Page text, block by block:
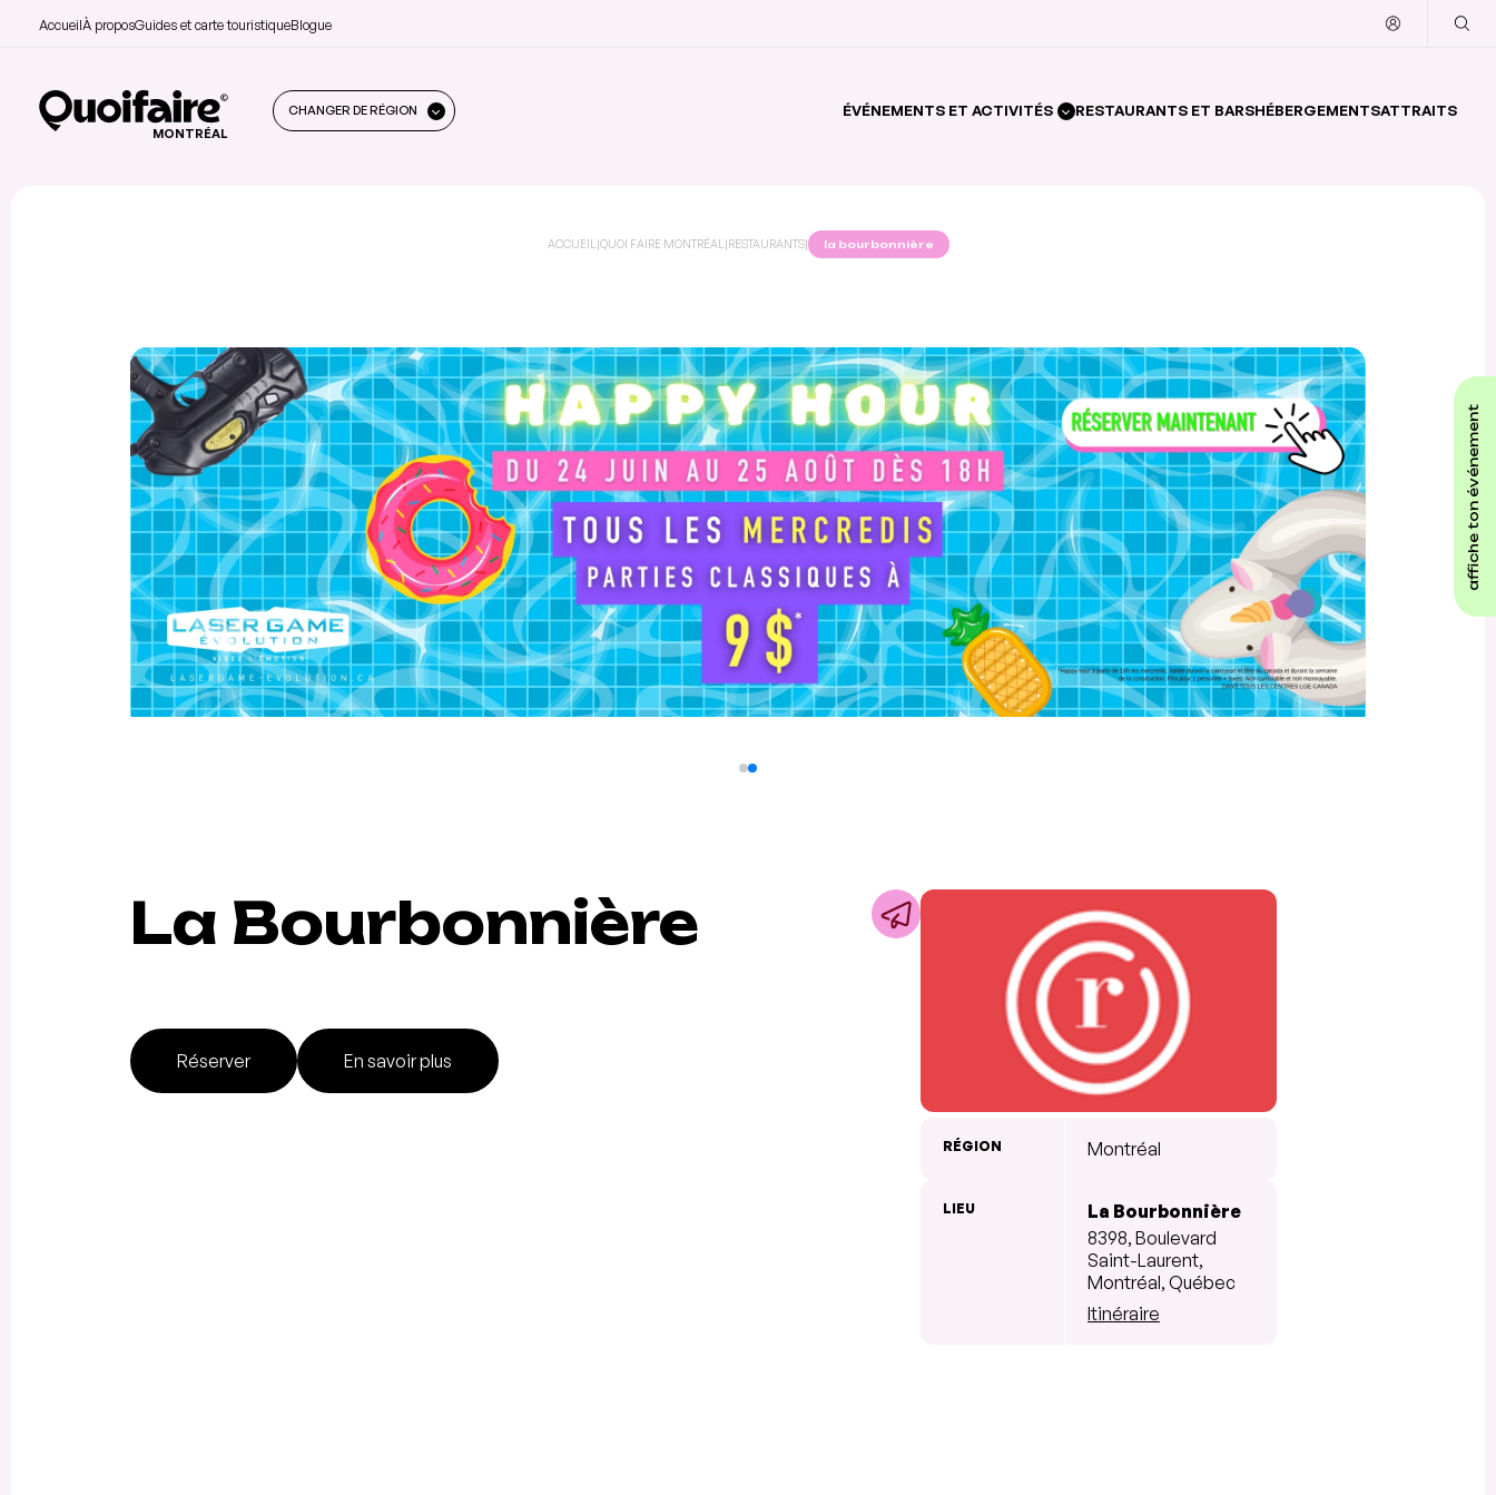
AccueilÀ proposGuides et carte touristiqueBlogue
MONTRÉAL
CHANGER DE RÉGION ÉVÉNEMENTS ET ACTIVITÉS RESTAURANTS ET BARSHÉBERGEMENTSATTRAITS
affiche ton événement
ACCUEIL |QUOI FAIRE MONTRÉAL |RESTAURANTS| la bourbonnière
La Bourbonnière
Réserver En savoir plus
RÉGION Montréal
LIEU
La Bourbonnière
8398, Boulevard
Saint-Laurent,
Montréal, Québec
Itinéraire